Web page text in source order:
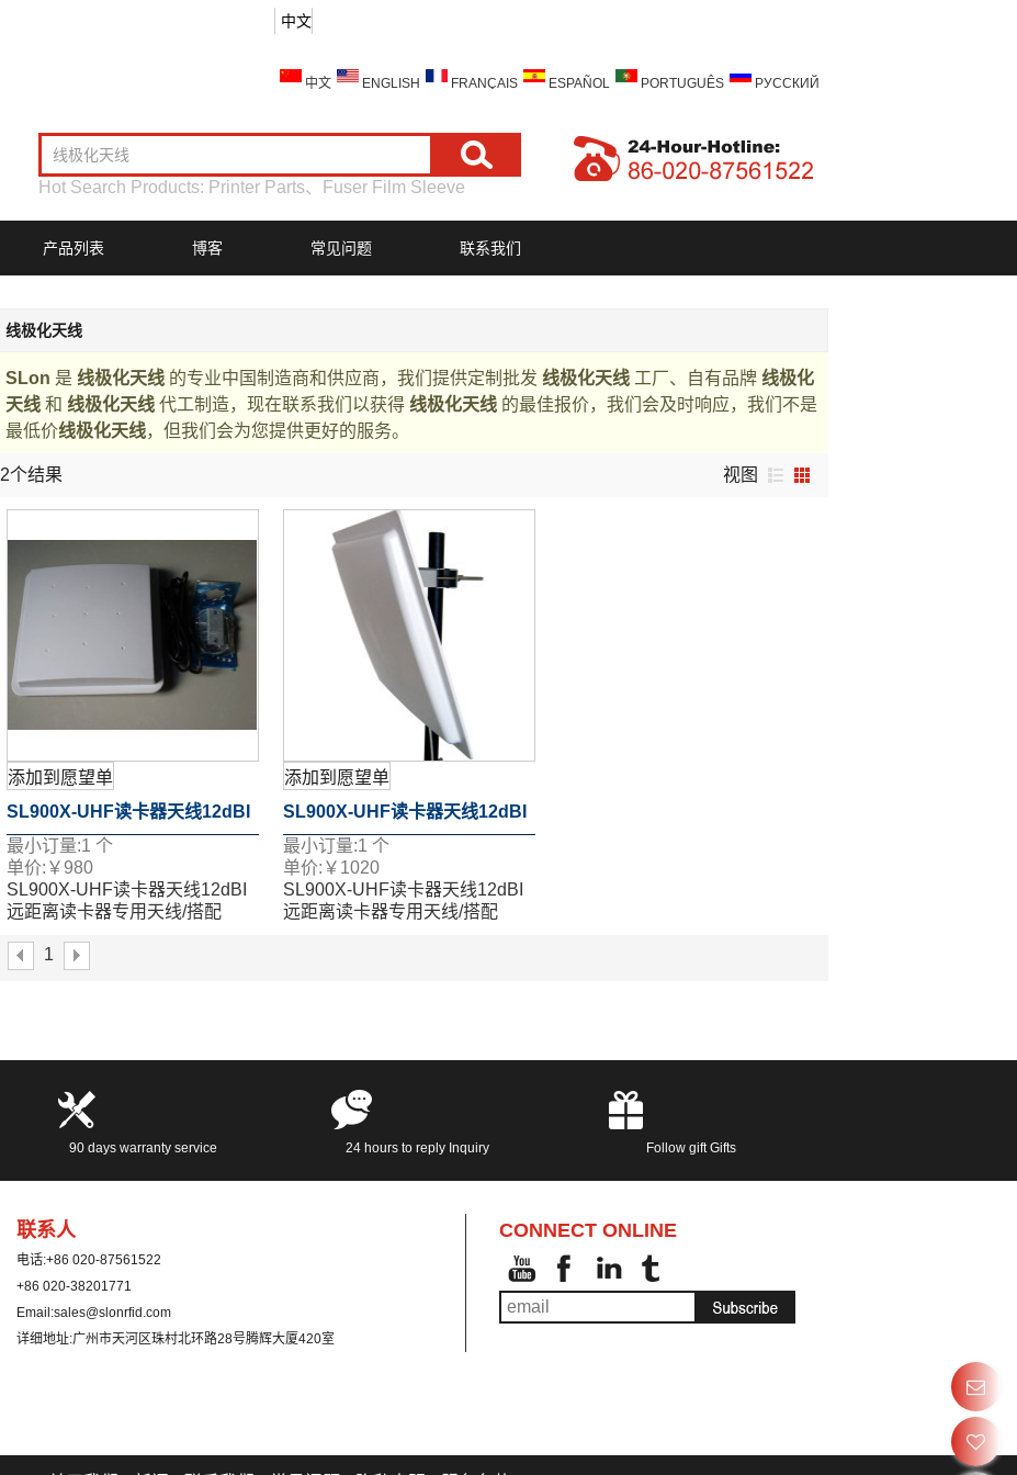
中文
中文 ENGLISH FRANÇAIS ESPAÑOL PORTUGUÊS РУССКИЙ
Hot Search Products: Printer Parts、 Fuser Film Sleeve
产品列表 博客 常见问题 联系我们
线极化天线
SLon 是 线极化天线 的专业中国制造商和供应商，我们提供定制批发 线极化天线 工厂、自有品牌 线极化
天线 和 线极化天线 代工制造，现在联系我们以获得 线极化天线 的最佳报价，我们会及时响应，我们不是
最低价线极化天线，但我们会为您提供更好的服务。
2个结果 视图
添加到愿望单
SL900X-UHF读卡器天线12dBI
远距离读卡器专用天线/搭配
SL900R主机 线极化天线
最小订量:1 个
单价: ￥980
SL900X-UHF读卡器天线12dBI
远距离读卡器专用天线/搭配
添加到愿望单
SL900X-UHF读卡器天线12dBI
远距离读卡器专用天线/搭配
SL900R主机 线极化天线
最小订量:1 个
单价: ￥ 1020
SL900X-UHF读卡器天线12dBI
远距离读卡器专用天线/搭配
1
90 days warranty service 24 hours to reply Inquiry Follow gift Gifts
联系人
电话:+86 020-87561522
+86 020-38201771
Email:sales@slonrfid.com
详细地址:广州市天河区珠村北环路28号腾辉大厦420室
CONNECT ONLINE